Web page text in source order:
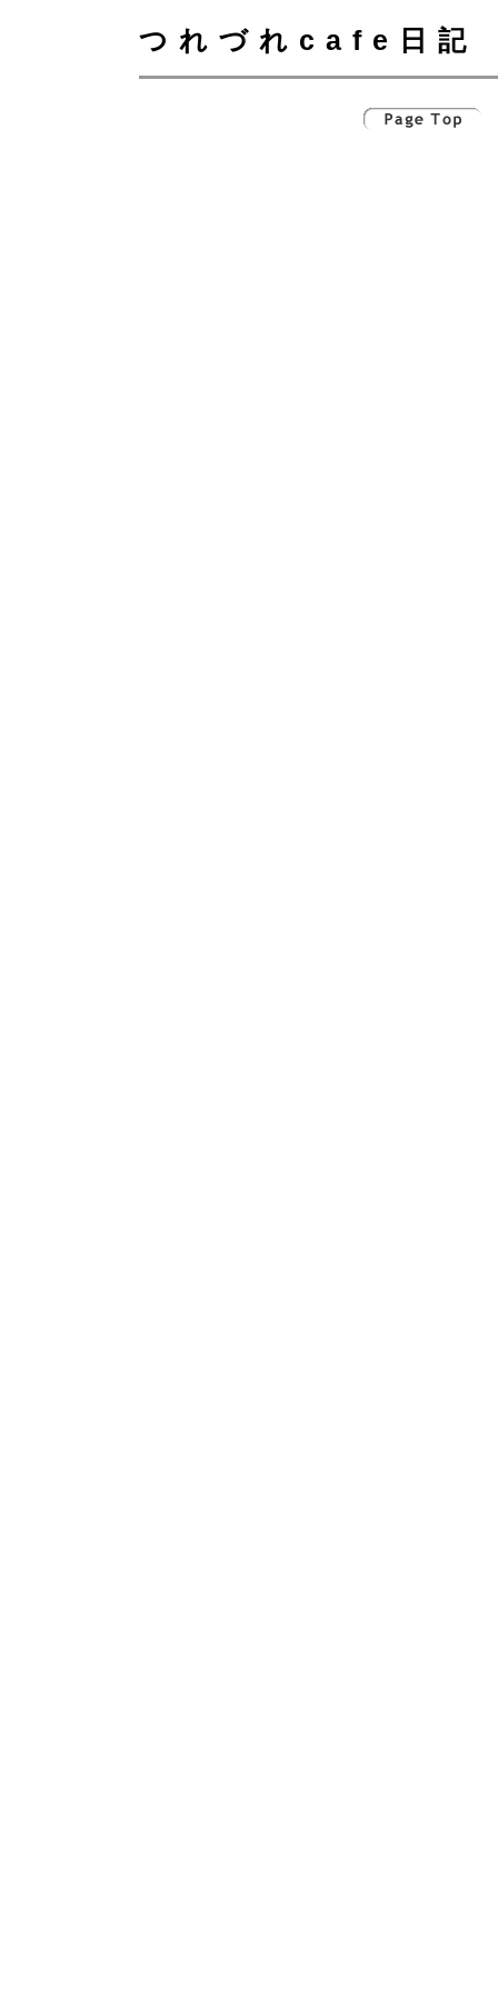
つれづれcafe日記